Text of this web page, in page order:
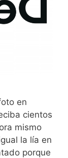
en
cientos
mismo
la lía en
porque